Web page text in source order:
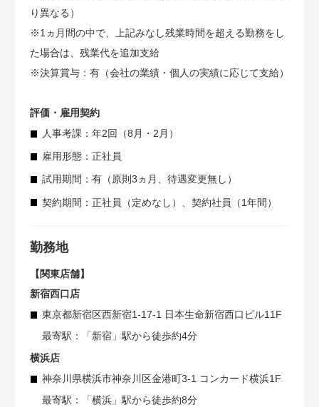
り異なる）
※1ヵ月間の中で、上記みなし残業時間を超える勤務をし
た場合は、残業代を追加支給
※決算賞与：有（会社の業績・個人の実績に応じて支給）
評価・雇用契約
人事考課：年2回（8月・2月）
雇用形態：正社員
試用期間：有（原則3ヵ月、待遇変更無し）
契約期間：正社員（定めなし）、契約社員（1年間）
勤務地
【関東店舗】
新宿西口店
東京都新宿区西新宿1-17-1 日本生命新宿西口ビル11F
最寄駅：「新宿」駅から徒歩約4分
横浜店
神奈川県横浜市神奈川区金港町3-1 コンカード横浜1F
最寄駅：「横浜」駅から徒歩約8分